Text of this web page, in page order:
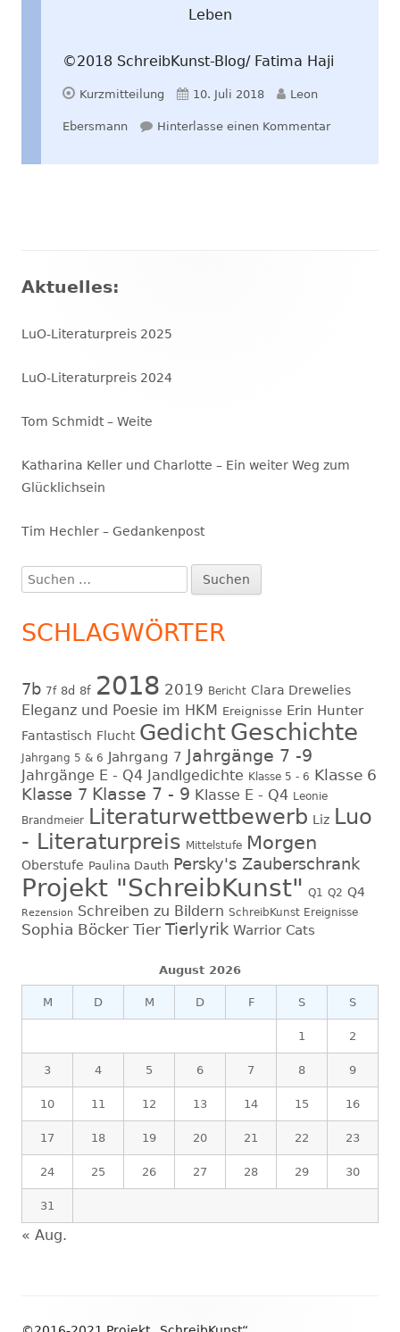
Leben
©2018 SchreibKunst-Blog/ Fatima Haji
Format
Kurzmitteilung Veröffentlicht
am
10. Juli 2018 Autor
Leon
Ebersmann Hinterlasse einen Kommentarzu Schwarz
Haupt-
Seitenleiste
Aktuelles:
LuO-Literaturpreis 2025
LuO-Literaturpreis 2024
Tom Schmidt – Weite
Katharina Keller und Charlotte – Ein weiter Weg zum
Glücklichsein
Tim Hechler – Gedankenpost
Suchen
nach:
SCHLAGWÖRTER
7b 7f 8d 8f 2018 2019 Bericht Clara Drewelies
Eleganz und Poesie im HKM Ereignisse Erin Hunter
Fantastisch Flucht Gedicht Geschichte
Jahrgang 5 & 6 Jahrgang 7 Jahrgänge 7 -9
Jahrgänge E - Q4 Jandlgedichte Klasse 5 - 6 Klasse 6
Klasse 7 Klasse 7 - 9 Klasse E - Q4 Leonie
Brandmeier Literaturwettbewerb Liz Luo
- Literaturpreis Mittelstufe Morgen
Oberstufe Paulina Dauth Persky's Zauberschrank
Projekt "SchreibKunst" Q1 Q2 Q4
Rezension Schreiben zu Bildern SchreibKunst Ereignisse
Sophia Böcker Tier Tierlyrik Warrior Cats
August 2026
M D M D F S S
1 2
3 4 5 6 7 8 9
10 11 12 13 14 15 16
17 18 19 20 21 22 23
24 25 26 27 28 29 30
31
« Aug.